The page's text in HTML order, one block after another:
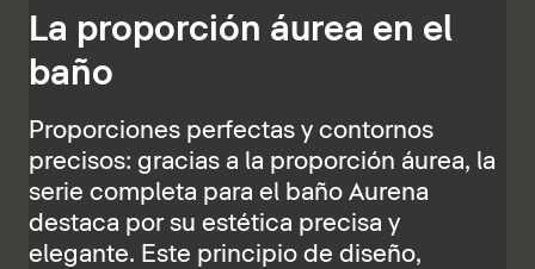
La proporción áurea en el
baño
Proporciones perfectas y contornos
precisos: gracias a la proporción áurea, la
serie completa para el baño Aurena
destaca por su estética precisa y
elegante. Este principio de diseño,